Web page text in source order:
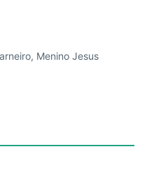
Menino Jesus